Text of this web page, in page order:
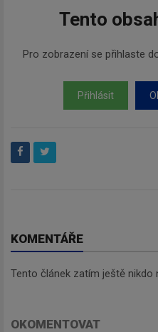
Tento
Pro zobrazení se přihlaste
Přihlásit
KOMENTÁŘE
Tento článek zatím ještě nikdo
OKOMENTOVAT